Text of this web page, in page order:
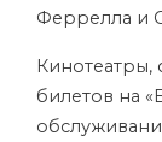
Феррелла и
Кинотеатры,
билетов на